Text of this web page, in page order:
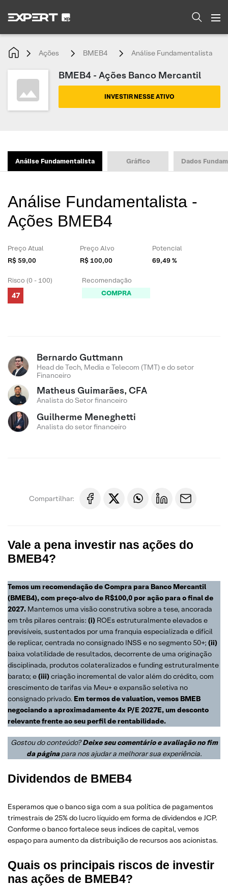
Ações BMEB4 Análise Fundamentalista
BMEB4 - Ações Banco Mercantil
INVESTIR NESSE ATIVO
Análise Fundamentalista Gráfico Dados
Análise Fundamentalista -
Ações BMEB4
Preço Atual
R$ 59,00
Preço Alvo
R$ 100,00
Potencial
69,49 %
Risco (0 - 100)
47
Recomendação
COMPRA
Bernardo Guttmann
Head de Tech, Media e Telecom (TMT) e do setor
Financeiro
Matheus Guimarães, CFA
Analista do Setor financeiro
Guilherme Meneghetti
Analista do setor financeiro
Compartilhar:
Vale a pena investir nas ações do
BMEB4?
Temos um recomendação de Compra para Banco Mercantil
(BMEB4), com preço-alvo de R$100,0 por ação para o final de
2027. Mantemos uma visão construtiva sobre a tese, ancorada
em três pilares centrais: (i) ROEs estruturalmente elevados e
previsíveis, sustentados por uma franquia especializada e difícil
de replicar, centrada no consignado INSS e no segmento 50+; (ii)
baixa volatilidade de resultados, decorrente de uma originação
disciplinada, produtos colateralizados e funding estruturalmente
barato; e(iii)criação incremental de valor além do crédito, com
crescimento de tarifas via Meu+ e expansão seletiva no
consignado privado. Em termos de valuation, vemos BMEB
negociando a aproximadamente 4x P/E 2027E, um desconto
relevante frente ao seu perfil de rentabilidade.
Gostou do conteúdo?Deixe seu comentário e avaliação no fim
da páginapara nos ajudar a melhorar sua experiência.
Dividendos de BMEB4
Esperamos que o banco siga com a sua política de pagamentos
trimestrais de 25% do lucro líquido em forma de dividendos e JCP.
Conforme o banco fortalece seus índices de capital, vemos
espaço para aumento da distribuição de recursos aos acionistas.
Quais os principais riscos de investir
nas ações de BMEB4?